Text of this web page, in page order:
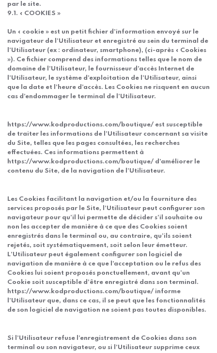
par le site.
9.1. « COOKIES »
Un « cookie » est un petit fichier d’information envoyé sur le
navigateur de l’Utilisateur et enregistré au sein du terminal de
l’Utilisateur (ex : ordinateur, smartphone), (ci-après « Cookies
»). Ce fichier comprend des informations telles que le nom de
domaine de l’Utilisateur, le fournisseur d’accès Internet de
l’Utilisateur, le système d’exploitation de l’Utilisateur, ainsi
que la date et l’heure d’accès. Les Cookies ne risquent en aucun
cas d’endommager le terminal de l’Utilisateur.
https://www.kodproductions.com/boutique/ est susceptible
de traiter les informations de l’Utilisateur concernant sa visite
du Site, telles que les pages consultées, les recherches
effectuées. Ces informations permettent à
https://www.kodproductions.com/boutique/ d’améliorer le
contenu du Site, de la navigation de l’Utilisateur.
Les Cookies facilitant la navigation et/ou la fourniture des
services proposés par le Site, l’Utilisateur peut configurer son
navigateur pour qu’il lui permette de décider s’il souhaite ou
non les accepter de manière à ce que des Cookies soient
enregistrés dans le terminal ou, au contraire, qu’ils soient
rejetés, soit systématiquement, soit selon leur émetteur.
L’Utilisateur peut également configurer son logiciel de
navigation de manière à ce que l’acceptation ou le refus des
Cookies lui soient proposés ponctuellement, avant qu’un
Cookie soit susceptible d’être enregistré dans son terminal.
https://www.kodproductions.com/boutique/ informe
l’Utilisateur que, dans ce cas, il se peut que les fonctionnalités
de son logiciel de navigation ne soient pas toutes disponibles.
Si l’Utilisateur refuse l’enregistrement de Cookies dans son
terminal ou son navigateur, ou si l’Utilisateur supprime ceux